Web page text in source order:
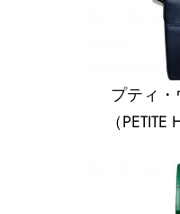
プティ
（PETITE